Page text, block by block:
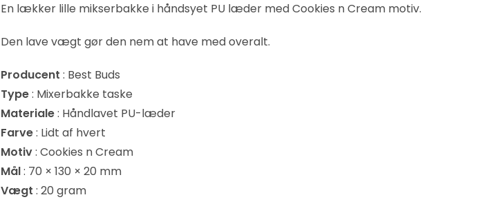
En lækker lille mikserbakke i håndsyet PU læder med Cookies n Cream motiv.
Den lave vægt gør den nem at have med overalt.
Producent : Best Buds
Type: Mixerbakke taske
Materiale: Håndlavet PU-læder
Farve: Lidt af hvert
Motiv: Cookies n Cream
Mål: 70 × 130 × 20 mm
Vægt : 20 gram